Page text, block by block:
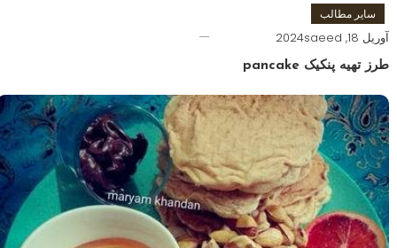
سایر مطالب
آوریل 18, 2024 saeed
طرز تهیه پنکیک pancake